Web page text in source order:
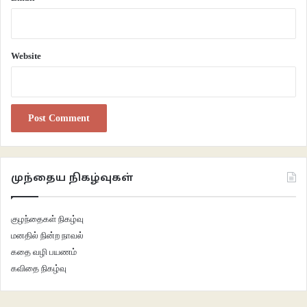
வாய்ப்பு அமைந்தது. பொறியியல் படிப்பது மட்டும்தான் வாழ்க்கையில் முன்னேற
இரண்டு ஆண்டுகள் கல்லூரியில் படித்து வந்ததால் அவனுக்கு அந்தத்
தயக்கங்களோ பயங்களோ ஏதும் இல்லாமல் இருந்தது.
என்ன செய்வது, எங்கே போவது என்று தெரியவில்லை. ஊரும் புதிது,
நண்பர்களும் இல்லை. நாளை ஒரு நாள்தான் விடுமுறை என்றாலும் சில புதிய
தூக்கிக்கொண்டு போய்க்கொண்டிருந்தார்கள். சக்திவேல் டீக்கடையில் நின்று
புகை பிடித்துக் கொண்டிருந்தான். என்னைப் பார்த்ததும் அதை நீட்டினான். நான்
மறுத்துப் புன்னகைத்தேன். இருவரும் சாலையில் வேறு துறைப் பெண்கள்
போவதை வெறித்துப் பார்த்துக்கொண்டிருந்தோம். “படத்திற்குப் போலாமா?”
Website
முந்தைய நிகழ்வுகள்
குழந்தைகள் நிகழ்வு
மனதில் நின்ற நாவல்
கதை வழி பயணம்
கவிதை நிகழ்வு